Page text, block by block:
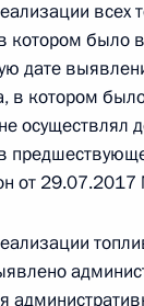
№ 247-ФЗ
№ 245-ФЗ
деятельности
всех
котором было
дате
в котором
осуществлял
от